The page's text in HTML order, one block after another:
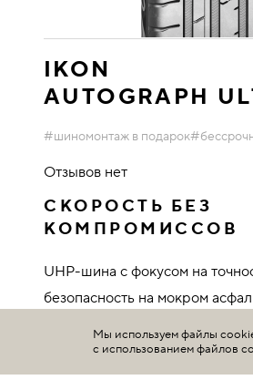
IKON
AUTOGRAPH
#шиномонтаж в подарок
Отзывов нет
СКОРОСТЬ БЕЗ
КОМПРОМИССОВ
UHP-шина с фокусом на
безопасность на мокром
ПодробнееМы используем файлы
с использованием файлов